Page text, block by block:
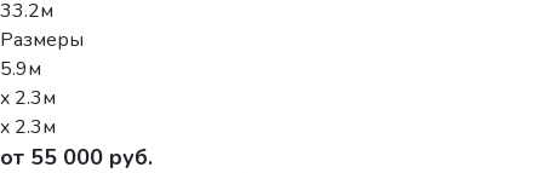
33.2м
Размеры
5.9м
x 2.3м
x 2.3м
от 55 000 руб.